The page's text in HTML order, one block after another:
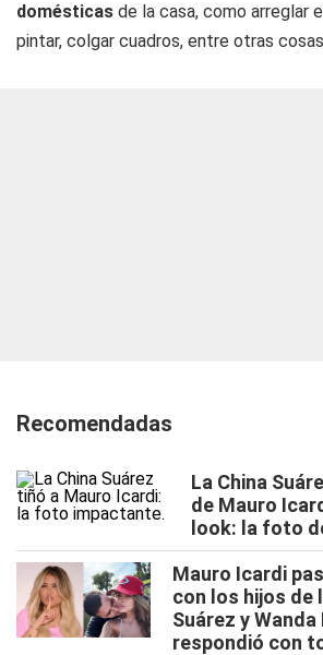
domésticas de la casa, como arreglar
pintar, colgar cuadros, entre otras
Recomendadas
La China
de Mauro
look: la foto
Mauro Icardi
con los hijos de
Suárez y Wanda
respondió con